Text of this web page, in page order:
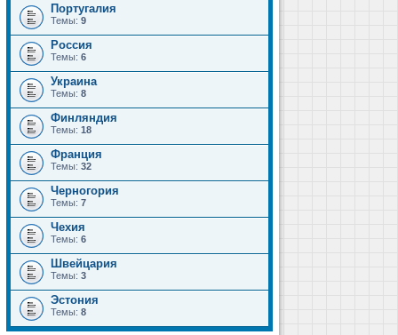
Португалия
Темы: 9
Россия
Темы: 6
Украина
Темы: 8
Финляндия
Темы: 18
Франция
Темы: 32
Черногория
Темы: 7
Чехия
Темы: 6
Швейцария
Темы: 3
Эстония
Темы: 8